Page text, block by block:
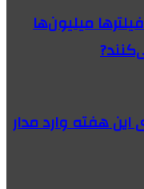
میلیون‌ها
این هفته وارد مدار